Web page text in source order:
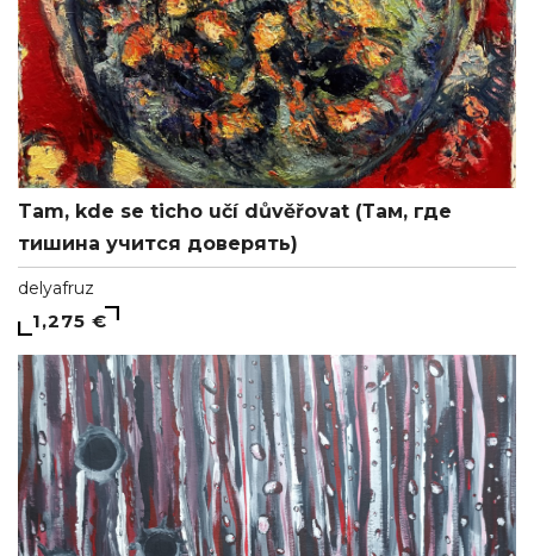
Tam, kde se ticho učí důvěřovat (Там, где
тишина учится доверять)
delyafruz
1,275 €